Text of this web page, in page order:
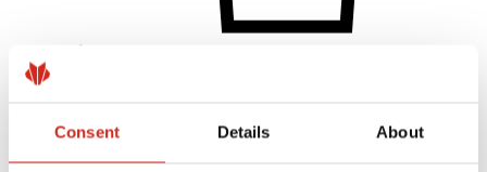
Consent Details About
Dangos, spalvos ir garantijos
Garantijos registravimas
Rasti pardavėją / rangovą